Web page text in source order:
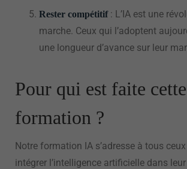
Rester compétitif: L’IA est une
marche. Ceux qui l’adoptent
une longueur d’avance sur leur
Pour qui est faite cette
formation ?
Notre formation IA s’adresse à tous
intégrer l’intelligence artificielle dans